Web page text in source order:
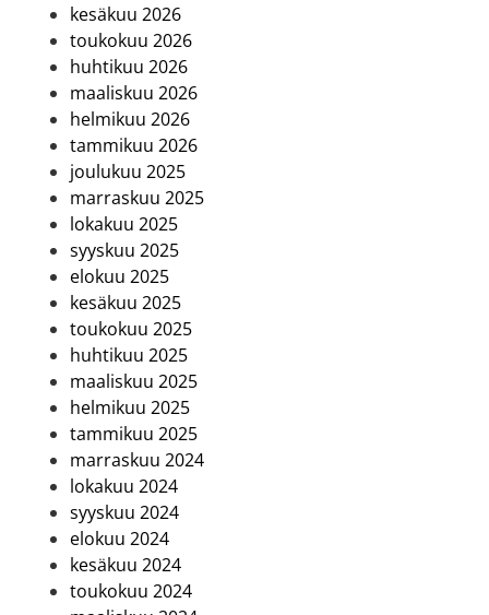
kesäkuu 2026
toukokuu 2026
huhtikuu 2026
maaliskuu 2026
helmikuu 2026
tammikuu 2026
joulukuu 2025
marraskuu 2025
lokakuu 2025
syyskuu 2025
elokuu 2025
kesäkuu 2025
toukokuu 2025
huhtikuu 2025
maaliskuu 2025
helmikuu 2025
tammikuu 2025
marraskuu 2024
lokakuu 2024
syyskuu 2024
elokuu 2024
kesäkuu 2024
toukokuu 2024